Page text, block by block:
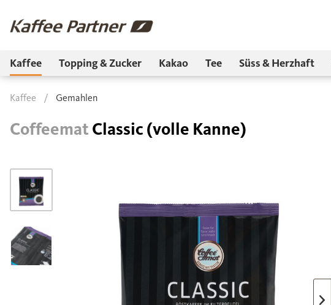
Kaffee Topping & Zucker Kakao Tee Süss & Herzhaft
Kaffee / Gemahlen
Coffeemat Classic (volle Kanne)